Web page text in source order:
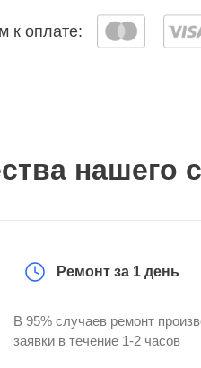
к оплате:
нашего
Ремонт за 1 день
В 95% случаев ремонт
заявки в течение 1-2 часов